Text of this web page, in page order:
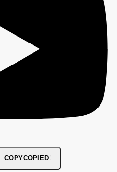
COPYCOPIED!